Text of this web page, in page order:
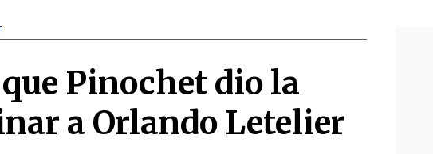
Pinochet dio la
a Orlando Letelier